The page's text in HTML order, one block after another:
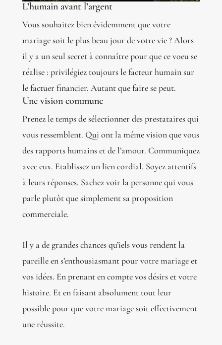
L’humain avant l’argent
Vous souhaitez bien évidemment que votre
mariage soit le plus beau jour de votre vie ? Alors
il y a un seul secret à connaître pour que ce voeu se
réalise : privilégiez toujours le facteur humain sur
le factuer financier. Autant que faire se peut.
Une vision commune
Prenez le temps de sélectionner des prestataires qui
vous ressemblent. Qui ont la même vision que vous
des rapports humains et de l’amour. Communiquez
avec eux. Etablissez un lien cordial. Soyez attentifs
à leurs réponses. Sachez voir la personne qui vous
parle plutôt que simplement sa proposition
commerciale.
Il y a de grandes chances qu’iels vous rendent la
pareille en s’enthousiasmant pour votre mariage et
vos idées. En prenant en compte vos désirs et votre
histoire. Et en faisant absolument tout leur
possible pour que votre mariage soit effectivement
une réussite.